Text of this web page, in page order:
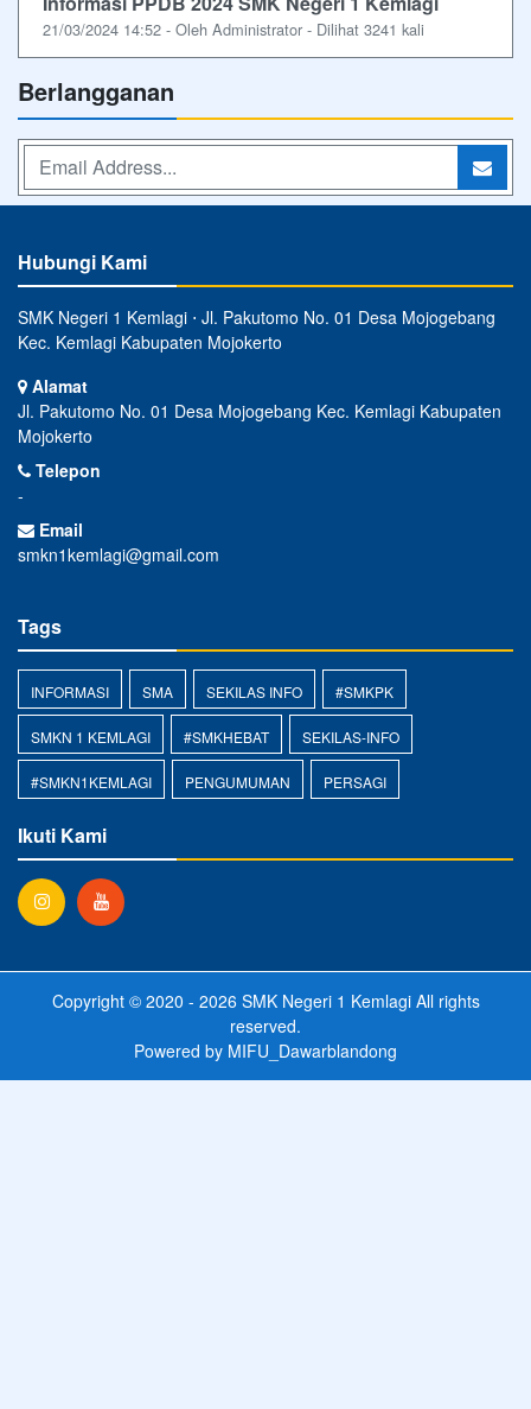
21/03/2024 14:52 - Oleh Administrator - Dilihat 3241 kali
Berlangganan
Hubungi Kami
SMK Negeri 1 Kemlagi ⋅ Jl. Pakutomo No. 01 Desa Mojogebang
Kec. Kemlagi Kabupaten Mojokerto
Alamat
Jl. Pakutomo No. 01 Desa Mojogebang Kec. Kemlagi Kabupaten
Mojokerto
Telepon
-
Email
smkn1kemlagi@gmail.com
Tags
INFORMASI SMA SEKILAS INFO #SMKPK
SMKN 1 KEMLAGI #SMKHEBAT SEKILAS-INFO
#SMKN1KEMLAGI PENGUMUMAN PERSAGI
Ikuti Kami
Copyright © 2020 - 2026 SMK Negeri 1 KemlagiAll rights
reserved.
Powered by MIFU_Dawarblandong